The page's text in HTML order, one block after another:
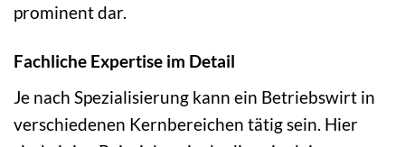
prominent dar.
Fachliche Expertise im Detail
Je nach Spezialisierung kann ein Betriebswirt in
verschiedenen Kernbereichen tätig sein. Hier